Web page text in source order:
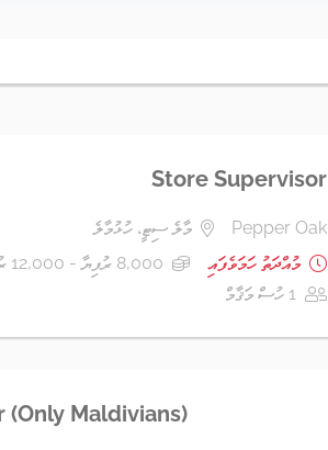
Store Supervisor
Pepper Oak
މާލެ ސިޓީ، ހުޅުމާލެ
މުއްދަތު ހަމަވެފައި
8,000 ރުފިޔާ - 12,000 ރުފިޔާ
1 ހުސް މަޤާމް
(Only Maldivians)